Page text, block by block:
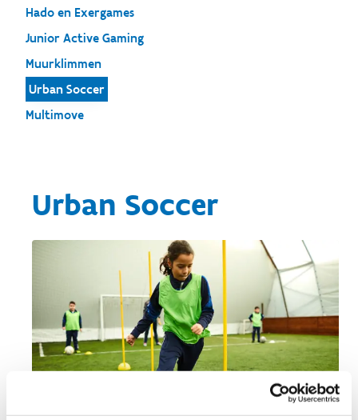
Hado en Exergames
Junior Active Gaming
Muurklimmen
Urban Soccer
Multimove
Urban Soccer